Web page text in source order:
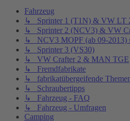
Fahrzeug
↳ Sprinter 1 (T1N) & VW LT
↳ Sprinter 2 (NCV3) & VW
↳ NCV3 MOPF (ab 09-2013)
↳ Sprinter 3 (VS30)
↳ VW Crafter 2 & MAN TGE
↳ Fremdfabrikate
↳ fabrikatübergeifende
↳ Schraubertipps
↳ Fahrzeug - FAQ
↳ Fahrzeug - Umfragen
Camping